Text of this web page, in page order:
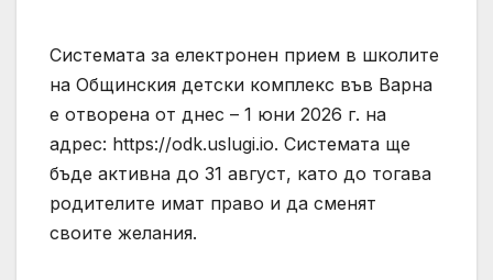
Системата за електронен прием в школите
на Общинския детски комплекс във Варна
e отворена от днес – 1 юни 2026 г. на
адрес: https://odk.uslugi.io. Системата ще
бъде активна до 31 август, като до тогава
родителите имат право и да сменят
своите желания.